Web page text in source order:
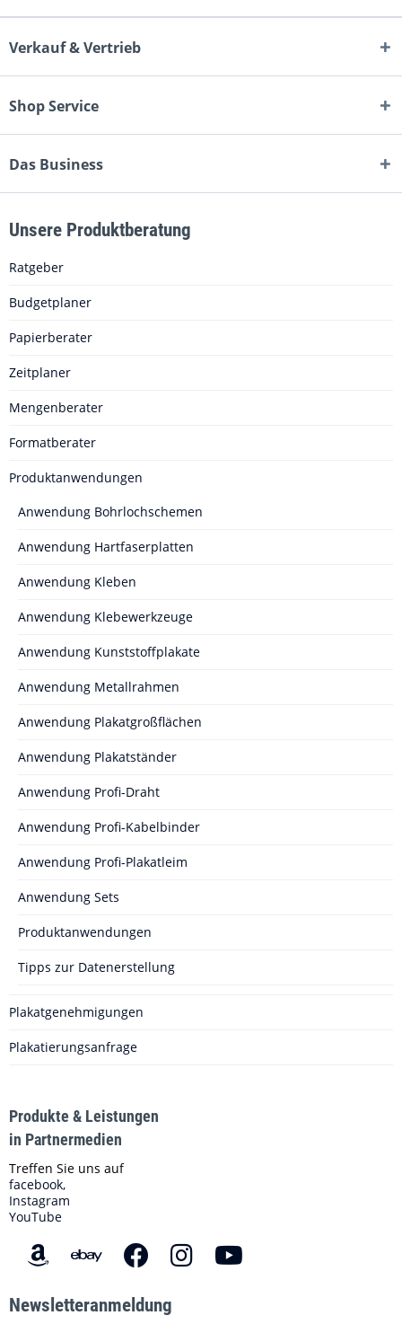
Verkauf & Vertrieb
Shop Service
Das Business
Unsere Produktberatung
Ratgeber
Budgetplaner
Papierberater
Zeitplaner
Mengenberater
Formatberater
Produktanwendungen
Anwendung Bohrlochschemen
Anwendung Hartfaserplatten
Anwendung Kleben
Anwendung Klebewerkzeuge
Anwendung Kunststoffplakate
Anwendung Metallrahmen
Anwendung Plakatgroßflächen
Anwendung Plakatständer
Anwendung Profi-Draht
Anwendung Profi-Kabelbinder
Anwendung Profi-Plakatleim
Anwendung Sets
Produktanwendungen
Tipps zur Datenerstellung
Plakatgenehmigungen
Plakatierungsanfrage
Produkte & Leistungen
in Partnermedien
Treffen Sie uns auf
facebook,
Instagram
YouTube
Newsletteranmeldung